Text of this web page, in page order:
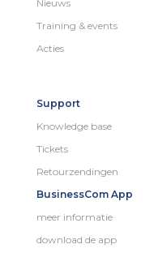
Nieuws
Training & events
Acties
Support
Knowledge base
Tickets
Retourzendingen
BusinessCom App
meer informatie
download de app